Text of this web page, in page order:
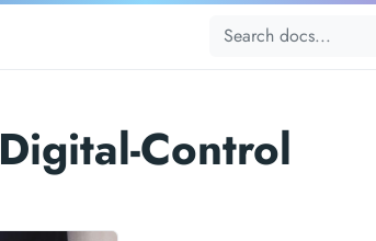
Digital-Control